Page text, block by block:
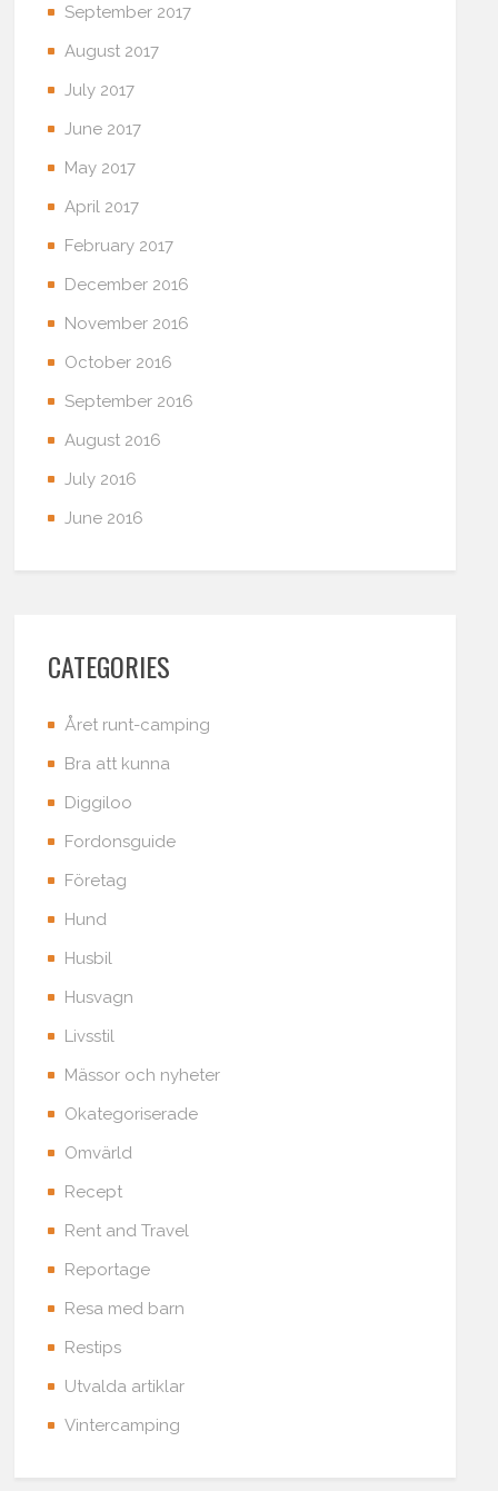
September 2017
August 2017
July 2017
June 2017
May 2017
April 2017
February 2017
December 2016
November 2016
October 2016
September 2016
August 2016
July 2016
June 2016
CATEGORIES
Året runt-camping
Bra att kunna
Diggiloo
Fordonsguide
Företag
Hund
Husbil
Husvagn
Livsstil
Mässor och nyheter
Okategoriserade
Omvärld
Recept
Rent and Travel
Reportage
Resa med barn
Restips
Utvalda artiklar
Vintercamping